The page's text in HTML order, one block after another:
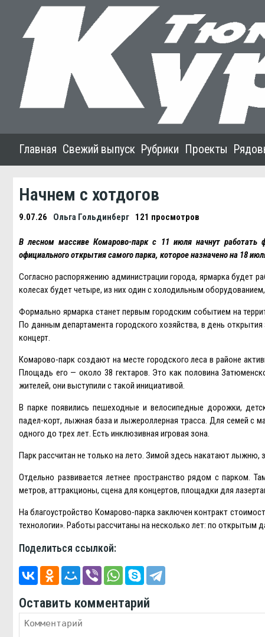
Главная Свежий выпуск Рубрики Проекты
Начнем с хотдогов
9.07.26 Ольга Гольдинберг 121 просмотров
В лесном массиве Комарово-парк с 11 июля начнут работать
официального открытия самого парка, которое назначено на 18
Согласно распоряжению администрации города, ярмарка будет
колесах будет четыре, из них один с холодильным
Формально ярмарка станет первым городским событием на
По данным департамента городского хозяйства, в день
концерт.
Комарово-парк создают на месте городского леса в районе
Площадь его — около 38 гектаров. Это как половина
жителей, они выступили с такой инициативой.
В парке появились пешеходные и велосипедные дорожки,
падел-корт, лыжная база и лыжероллерная трасса. Для семей
одного до трех лет. Eсть инклюзивная игровая зона.
Парк рассчитан не только на лето. Зимой здесь накатают лыжню,
Отдельно развивается летнее пространство рядом с парком.
метров, аттракционы, сцена для концертов, площадки для
На благоустройство Комарово-парка заключен контракт
технологии». Работы рассчитаны на несколько лет: по открытым
Поделиться ссылкой:
Оставить комментарий